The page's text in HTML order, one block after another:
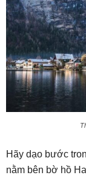
Hãy dạo bước
nằm bên bờ hồ